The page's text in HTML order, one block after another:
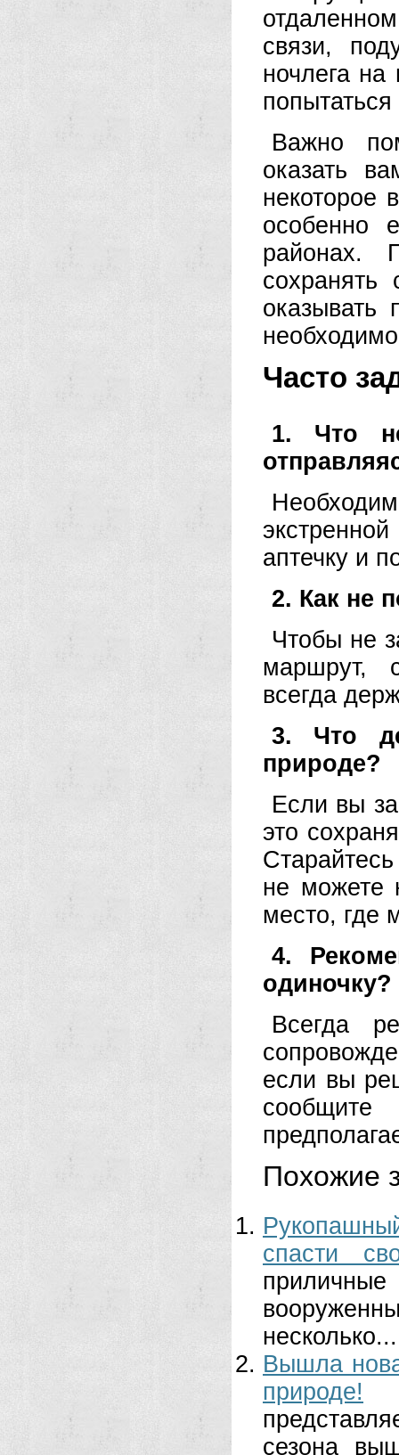
связи,
ночлега
Важно
оказать
некоторое
особенно
районах.
сохранять
Часто
1. Что
аптечку и
2. Как не
Чтобы не
маршрут,
всегда
3. Что
природе?
Если вы
это
не можете
место, где
4.
одиночку?
Всегда
если вы
Похожие
спасти
несколько...
Вышла
природе!
сезона